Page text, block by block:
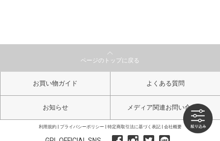
ページのトップに戻る
お買い物ガイド よくある質問
お知らせ メディア関連お問い合わせ
利用規約 プライバシーポリシー 特定商取引法に基づく表記 会社概要